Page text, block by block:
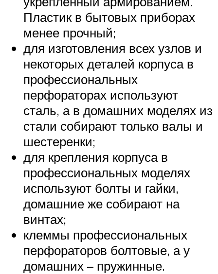
Пластик в бытовых приборах
менее прочный;
для изготовления всех узлов и
некоторых деталей корпуса в
профессиональных
перфораторах используют
сталь, а в домашних моделях из
стали собирают только валы и
шестеренки;
для крепления корпуса в
профессиональных моделях
используют болты и гайки,
домашние же собирают на
винтах;
клеммы профессиональных
перфораторов болтовые, а у
домашних – пружинные.